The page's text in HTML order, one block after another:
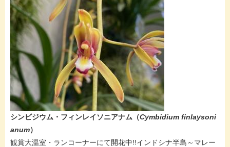
​シンビジウム・フィンレイソニアナム​（​Cymbidium finlaysoni
anum）
観賞大温​室・ランコーナーにて開花中!!インドシナ半島～マレー